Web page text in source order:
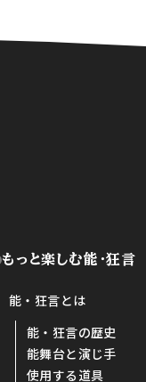
もっと楽しむ能・狂言
能・狂言とは
能・狂言の歴史
能舞台と演じ手
使用する道具